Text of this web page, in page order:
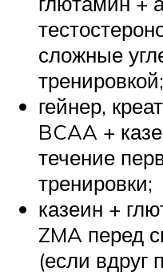
сложные
тренировкой;
гейнер,
BCAA +
течение
тренировки;
казеин +
ZMA перед
(если вдруг